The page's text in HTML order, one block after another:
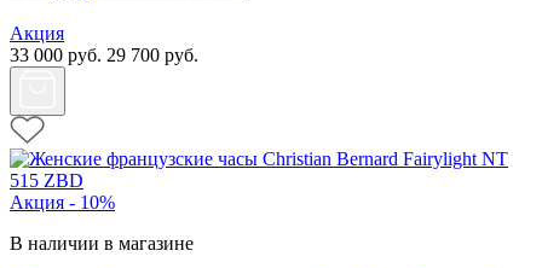
Акция
33 000 руб. 29 700 руб.
Акция - 10%
В наличии в магазине